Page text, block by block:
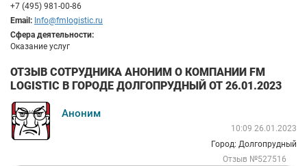
+7 (495) 981-00-86
Email: Info@fmlogistic.ru
Сфера деятельности:
Оказание услуг
ОТЗЫВ СОТРУДНИКА АНОНИМ О КОМПАНИИ FM
LOGISTIC В ГОРОДЕ ДОЛГОПРУДНЫЙ ОТ 26.01.2023
Аноним
10:09 26.01.2023
Город: Долгопрудный
Отзыв №527516